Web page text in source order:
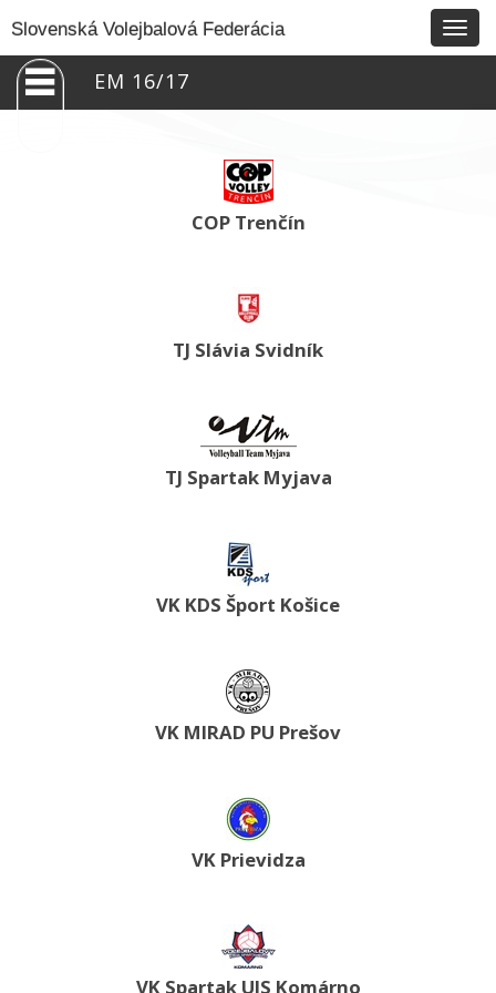
Slovenská Volejbalová Federácia
EM 16/17
COP Trenčín
TJ Slávia Svidník
TJ Spartak Myjava
VK KDS Šport Košice
VK MIRAD PU Prešov
VK Prievidza
VK Spartak UJS Komárno